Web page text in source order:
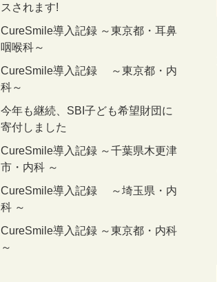
スされます!
CureSmile導入記録 ～東京都・耳鼻
咽喉科～
CureSmile導入記録 ～東京都・内
科～
今年も継続、SBI子ども希望財団に
寄付しました
CureSmile導入記録 ～千葉県木更津
市・内科 ～
CureSmile導入記録 ～埼玉県・内
科 ～
CureSmile導入記録 ～東京都・内科
～